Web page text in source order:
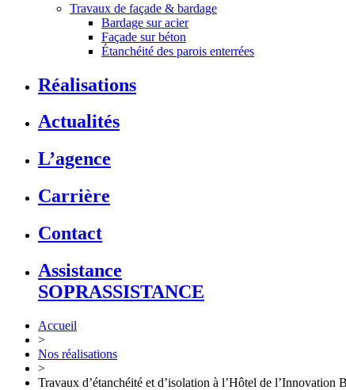
Travaux de façade & bardage
Bardage sur acier
Façade sur béton
Étanchéité des parois enterrées
Réalisations
Actualités
L’agence
Carrière
Contact
Assistance
SOPRASSISTANCE
Accueil
>
Nos réalisations
>
Travaux d’étanchéité et d’isolation à l’Hôtel de l’Innovation